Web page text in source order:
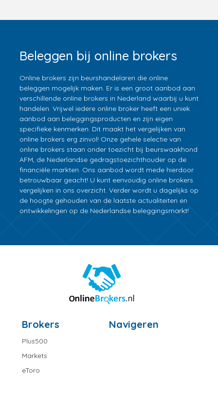
Beleggen bij online brokers
Online brokers zijn beurshandelaren die online
beleggen mogelijk maken. Er is een groot aanbod aan
verschillende online brokers in Nederland waarbij u kunt
handelen. Vrijwel iedere online broker heeft een uniek
aanbod aan beleggingsproducten en zijn eigen
specifieke kenmerken. Dit maakt het vergelijken van
online brokers erg zinvol! Onze gehele selectie van
online brokers staan onder toezicht bij beurswaakhond
AFM, de Nederlandse gedragstoezichthouder op de
financiële markten. Ons aanbod wordt mede hierdoor
betrouwbaar geacht! U kunt eenvoudig online brokers
vergelijken in ons overzicht. Verder wordt u dagelijks op
de hoogte gehouden van de laatste actualiteiten en
ontwikkelingen op de Nederlandse beleggingsmarkt!
Brokers
Plus500
Markets
eToro
Navigeren